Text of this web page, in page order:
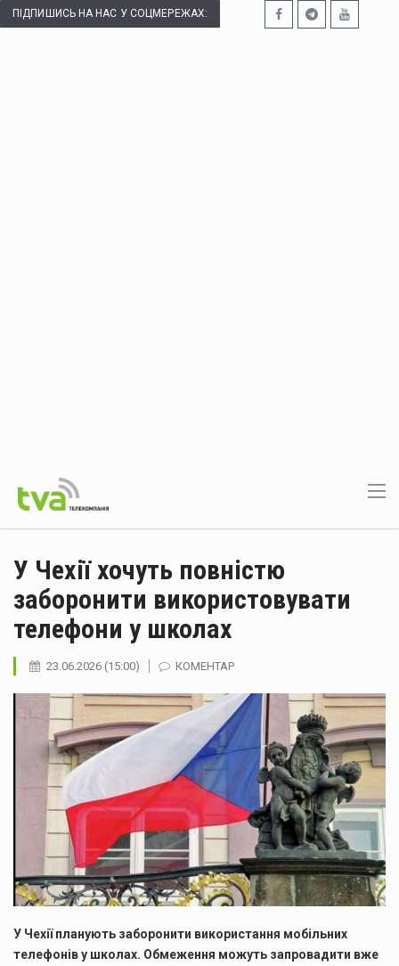
ПІДПИШИСЬ НА НАС У СОЦМЕРЕЖАХ:
У Чехії хочуть повністю
заборонити використовувати
телефони у школах
23.06.2026 (15:00) КОМЕНТАР
У Чехії планують заборонити використання мобільних
телефонів у школах. Обмеження можуть запровадити вже